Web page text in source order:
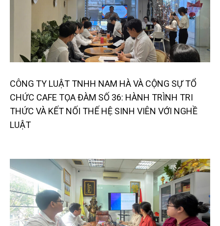
CÔNG TY LUẬT TNHH NAM HÀ VÀ CỘNG SỰ TỔ
CHỨC CAFE TỌA ĐÀM SỐ 36: HÀNH TRÌNH TRI
THỨC VÀ KẾT NỐI THẾ HỆ SINH VIÊN VỚI NGHỀ
LUẬT